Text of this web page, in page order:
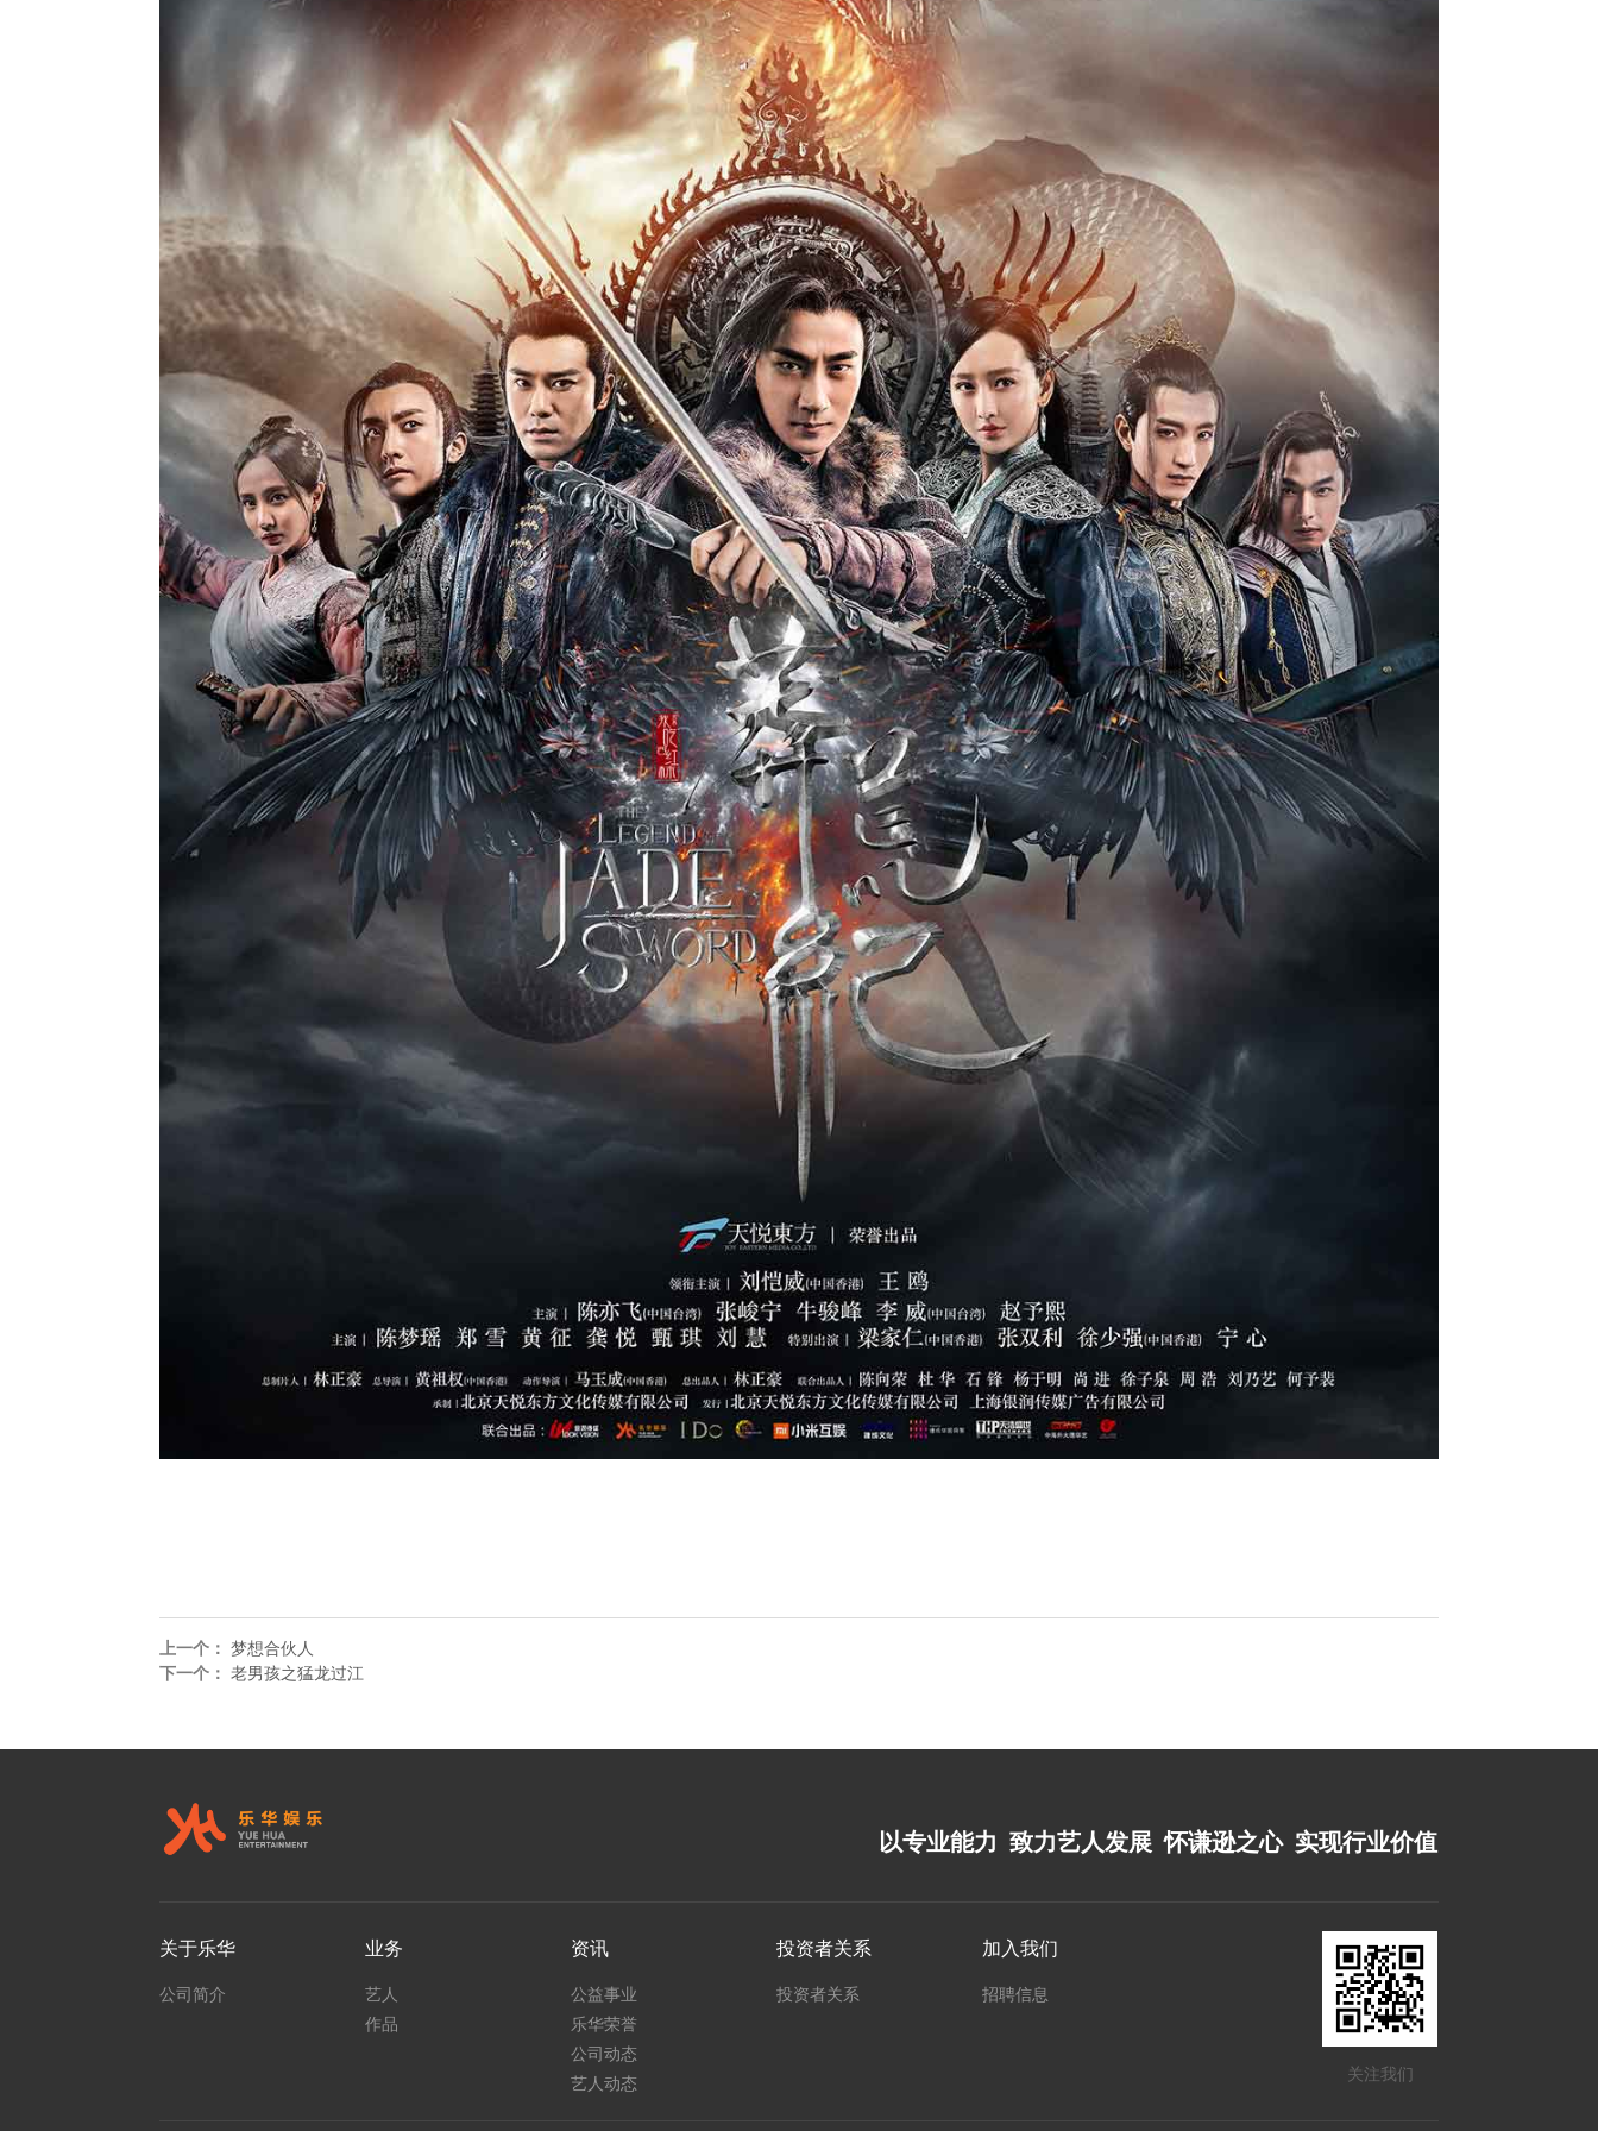
上一个：梦想合伙人
下一个：老男孩之猛龙过江
以专业能力 致力艺人发展 怀谦逊之心 实现行业价值
关于乐华
公司简介
业务
艺人
作品
资讯
公益事业
乐华荣誉
公司动态
艺人动态
投资者关系
投资者关系
加入我们
招聘信息
关注我们